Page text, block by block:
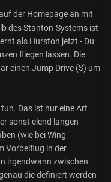
der Homepage an mit
des Stanton-Systems ist
als Hurston jetzt - Du
fliegen lassen. Die
einen Jump Drive (S) um
Das ist nur eine Art
sonst elend langen
(wie bei Wing
Vorbeiflug in der
irgendwann zwischen
die definiert werden